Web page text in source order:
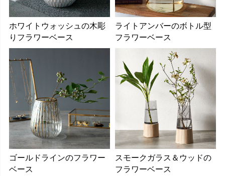
ホワイトウォッシュの木彫
りフラワーベース
ライトアンバーのボトル型
フラワーベース
ゴールドラインのフラワー
ベース
スモークガラス＆ウッドの
フラワーベース